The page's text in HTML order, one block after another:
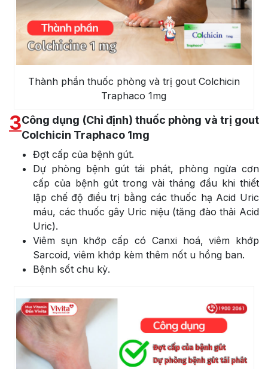
Thành phần thuốc phòng và trị gout Colchicin
Traphaco 1mg
3Công dụng (Chỉ định) thuốc phòng và trị gout
Colchicin Traphaco 1mg
Đợt cấp của bệnh gút.
Dự phòng bệnh gút tái phát, phòng ngừa cơn
cấp của bệnh gút trong vài tháng đầu khi thiết
lập chế độ điều trị bằng các thuốc hạ Acid Uric
máu, các thuốc gây Uric niệu (tăng đào thải Acid
Uric).
Viêm sụn khớp cấp có Canxi hoá, viêm khớp
Sarcoid, viêm khớp kèm thêm nốt u hồng ban.
Bệnh sốt chu kỳ.